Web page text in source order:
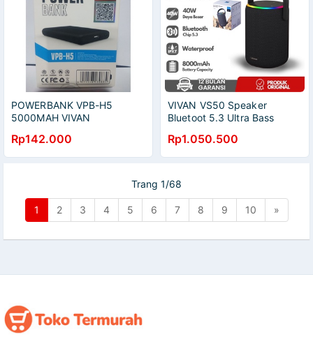
POWERBANK VPB-H5
5000MAH VIVAN
Rp142.000
VIVAN VS50 Speaker
Bluetoot 5.3 Ultra Bass
Portable
Rp1.050.500
Trang 1/68
1 2 3 4 5 6 7 8 9 10 »